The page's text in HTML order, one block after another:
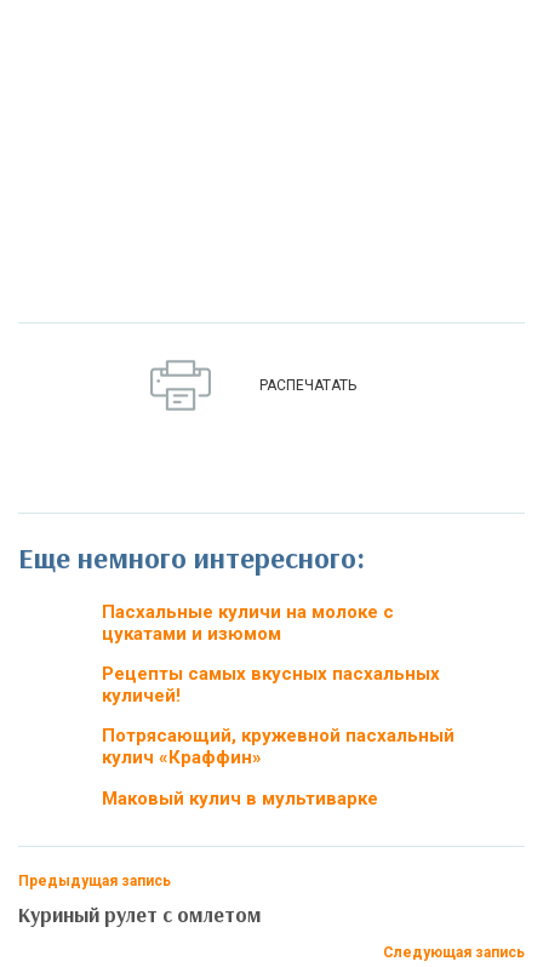
РАСПЕЧАТАТЬ
Еще немного интересного:
Пасхальные куличи на молоке с
цукатами и изюмом
Рецепты самых вкусных пасхальных
куличей!
Потрясающий, кружевной пасхальный
кулич «Краффин»
Маковый кулич в мультиварке
Предыдущая запись
Куриный рулет с омлетом
Следующая запись